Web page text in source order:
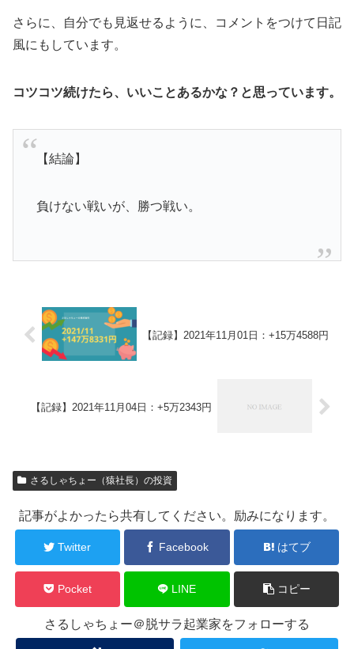
さらに、自分でも見返せるように、コメントをつけて日記
風にもしています。
コツコツ続けたら、いいことあるかな？と思っています。
【結論】
負けない戦いが、勝つ戦い。
【記録】2021年11月01日：+15万4588円
【記録】2021年11月04日：+5万2343円
さるしゃちょー（猿社長）の投資
記事がよかったら共有してください。励みになります。
Twitter Facebook はてブ
Pocket LINE コピー
さるしゃちょー＠脱サラ起業家をフォローする